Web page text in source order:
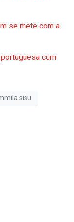
se mete com a
com
sisu